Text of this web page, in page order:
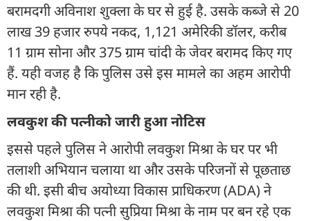
बरामदगी अविनाश शुक्ला के घर से हुई है. उसके कब्जे से 20
लाख 39 हजार रुपये नकद, 1,121 अमेरिकी डॉलर, करीब
11 ग्राम सोना और 375 ग्राम चांदी के जेवर बरामद किए गए
हैं. यही वजह है कि पुलिस उसे इस मामले का अहम आरोपी
मान रही है.
लवकुश की पत्नीको जारी हुआ नोटिस
इससे पहले पुलिस ने आरोपी लवकुश मिश्रा के घर पर भी
तलाशी अभियान चलाया था और उसके परिजनों से पूछताछ
की थी. इसी बीच अयोध्या विकास प्राधिकरण (ADA) ने
लवकुश मिश्रा की पत्नी सुप्रिया मिश्रा के नाम पर बन रहे एक